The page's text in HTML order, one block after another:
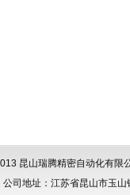
昆山瑞腾精密自动化有限
公司地址：江苏省昆山市玉